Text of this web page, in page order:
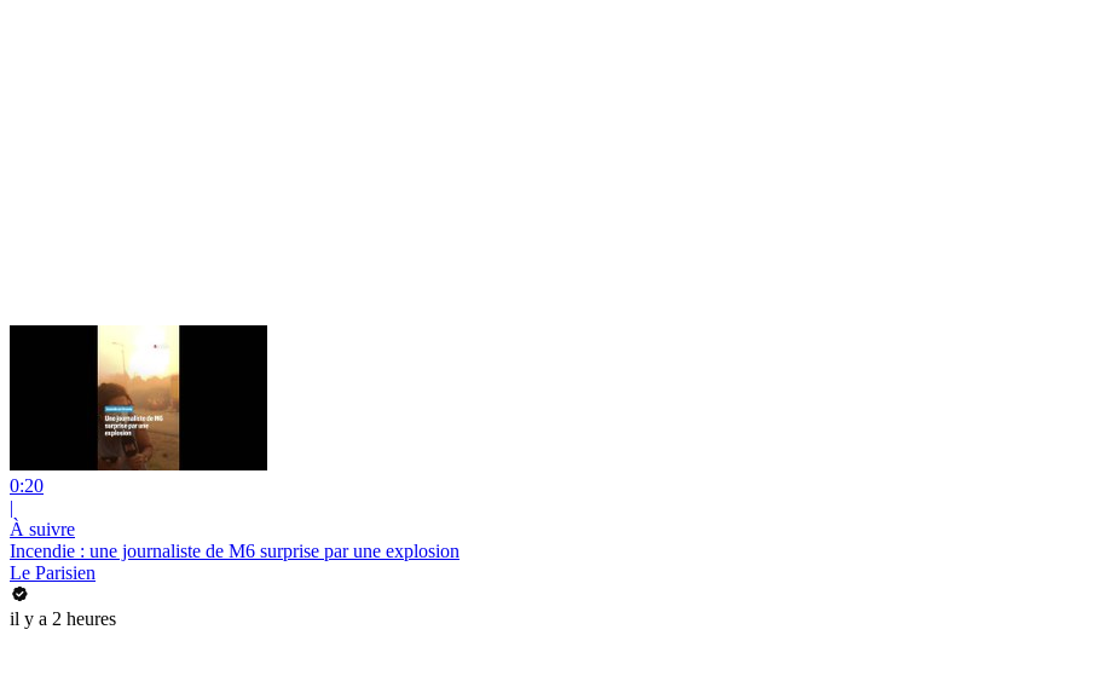
0:20
|
À suivre
Incendie : une journaliste de M6 surprise par une explosion
Le Parisien
il y a 2 heures